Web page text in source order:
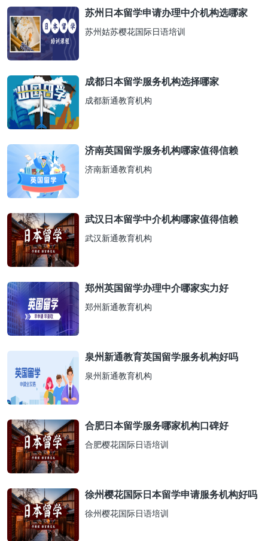
苏州日本留学申请办理中介机构选哪家
苏州姑苏樱花国际日语培训
成都日本留学服务机构选择哪家
成都新通教育机构
济南英国留学服务机构哪家值得信赖
济南新通教育机构
武汉日本留学中介机构哪家值得信赖
武汉新通教育机构
郑州英国留学办理中介哪家实力好
郑州新通教育机构
泉州新通教育英国留学服务机构好吗
泉州新通教育机构
合肥日本留学服务哪家机构口碑好
合肥樱花国际日语培训
徐州樱花国际日本留学申请服务机构好吗
徐州樱花国际日语培训